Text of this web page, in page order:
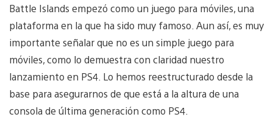
Battle Islands empezó como un juego para móviles, una
plataforma en la que ha sido muy famoso. Aun así, es muy
importante señalar que no es un simple juego para
móviles, como lo demuestra con claridad nuestro
lanzamiento en PS4. Lo hemos reestructurado desde la
base para asegurarnos de que está a la altura de una
consola de última generación como PS4.